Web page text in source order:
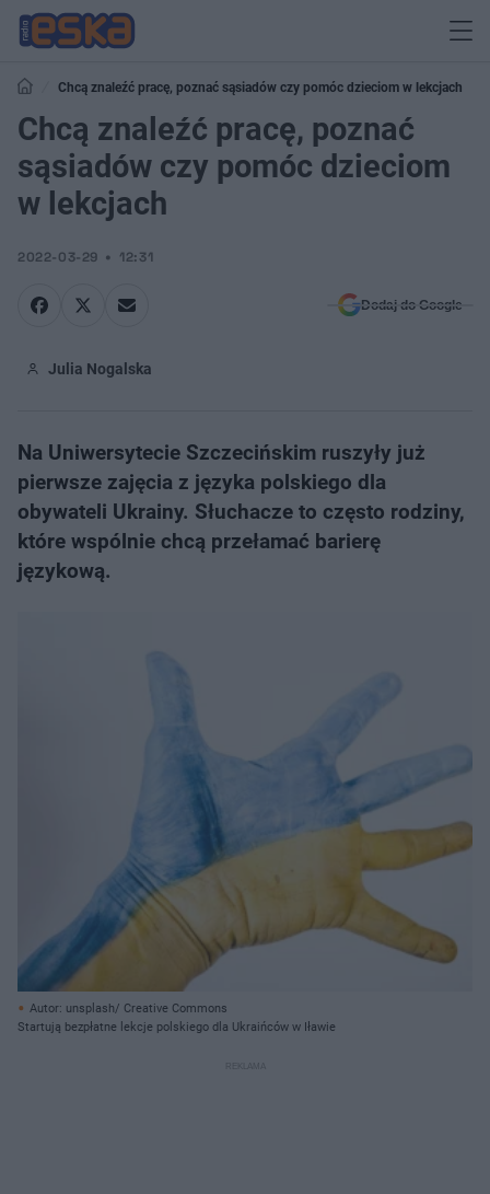
Chcą znaleźć pracę, poznać sąsiadów czy pomóc dzieciom w lekcjach
Chcą znaleźć pracę, poznać
sąsiadów czy pomóc dzieciom
w lekcjach
2022-03-29 12:31
Dodaj do Google
Julia Nogalska
Na Uniwersytecie Szczecińskim ruszyły już
pierwsze zajęcia z języka polskiego dla
obywateli Ukrainy. ​Słuchacze to często rodziny,
które wspólnie chcą przełamać barierę
językową.
Autor: unsplash/ Creative Commons
Startują bezpłatne lekcje polskiego dla Ukraińców w Iławie